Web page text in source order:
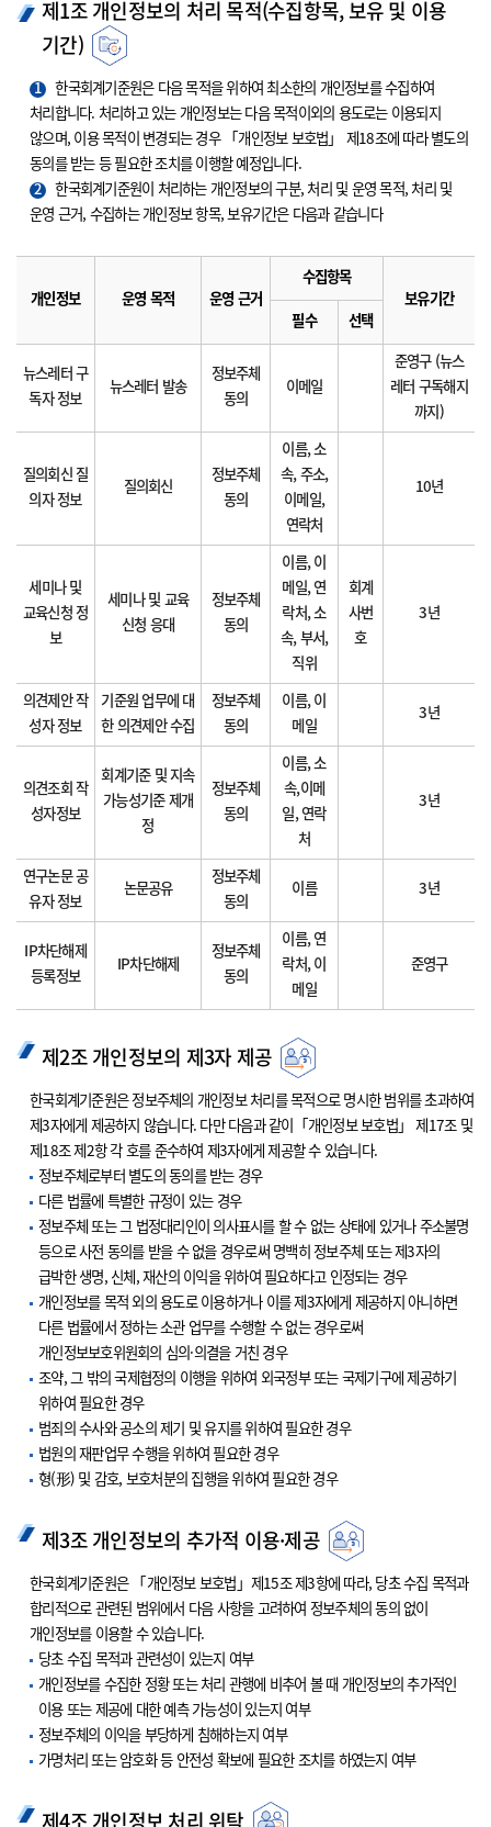
제1조 개인정보의 처리 목적(수집항목, 보유 및 이용
기간)
1
한국회계기준원은 다음 목적을 위하여 최소한의 개인정보를 수집하여
처리합니다. 처리하고 있는 개인정보는 다음 목적이외의 용도로는 이용되지
않으며, 이용 목적이 변경되는 경우 「개인정보 보호법」 제18조에 따라 별도의
동의를 받는 등 필요한 조치를 이행할 예정입니다.
2
한국회계기준원이 처리하는 개인정보의 구분, 처리 및 운영 목적, 처리 및
운영 근거, 수집하는 개인정보 항목, 보유기간은 다음과 같습니다
개인정보 운영 목적 운영 근거
수집항목
보유기간
필수
선택
뉴스레터 구
독자 정보
뉴스레터 발송
정보주체
동의
이메일
준영구 (뉴스
레터 구독해지
까지)
질의회신 질
의자 정보
질의회신
정보주체
동의
이름, 소
속, 주소,
이메일,
연락처
10년
세미나 및
교육신청 정
보
세미나 및 교육
신청 응대
정보주체
동의
이름, 이
메일, 연
락처, 소
속, 부서,
직위
회계
사번
호
3년
의견제안 작
성자 정보
기준원 업무에 대
한 의견제안 수집
정보주체
동의
이름, 이
메일
3년
의견조회 작
성자정보
회계기준 및 지속
가능성기준 제개
정
정보주체
동의
이름, 소
속,이메
일, 연락
처
3년
연구논문 공
유자 정보
논문공유
정보주체
동의
이름 3년
IP차단해제
등록정보
IP차단해제
정보주체
동의
이름, 연
락처, 이
메일
준영구
제2조 개인정보의 제3자 제공
한국회계기준원은 정보주체의 개인정보 처리를 목적으로 명시한 범위를 초과하여
제3자에게 제공하지 않습니다. 다만 다음과 같이「개인정보 보호법」 제17조 및
제18조 제2항 각 호를 준수하여 제3자에게 제공할 수 있습니다.
정보주체로부터 별도의 동의를 받는 경우
다른 법률에 특별한 규정이 있는 경우
정보주체 또는 그 법정대리인이 의사표시를 할 수 없는 상태에 있거나 주소불명
등으로 사전 동의를 받을 수 없을 경우로써 명백히 정보주체 또는 제3자의
급박한 생명, 신체, 재산의 이익을 위하여 필요하다고 인정되는 경우
개인정보를 목적 외의 용도로 이용하거나 이를 제3자에게 제공하지 아니하면
다른 법률에서 정하는 소관 업무를 수행할 수 없는 경우로써
개인정보보호위원회의 심의·의결을 거친 경우
조약, 그 밖의 국제협정의 이행을 위하여 외국정부 또는 국제기구에 제공하기
위하여 필요한 경우
범죄의 수사와 공소의 제기 및 유지를 위하여 필요한 경우
법원의 재판업무 수행을 위하여 필요한 경우
형(形) 및 감호, 보호처분의 집행을 위하여 필요한 경우
제3조 개인정보의 추가적 이용·제공
한국회계기준원은 「개인정보 보호법」제15조 제3항에 따라, 당초 수집 목적과
합리적으로 관련된 범위에서 다음 사항을 고려하여 정보주체의 동의 없이
개인정보를 이용할 수 있습니다.
당초 수집 목적과 관련성이 있는지 여부
개인정보를 수집한 정황 또는 처리 관행에 비추어 볼 때 개인정보의 추가적인
이용 또는 제공에 대한 예측 가능성이 있는지 여부
정보주체의 이익을 부당하게 침해하는지 여부
가명처리 또는 암호화 등 안전성 확보에 필요한 조치를 하였는지 여부